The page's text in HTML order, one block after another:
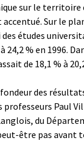
sur le territoire
Sur le
études
24,2 % en 1996.
de 18,1 % à
des
Paul
du
être pas avant